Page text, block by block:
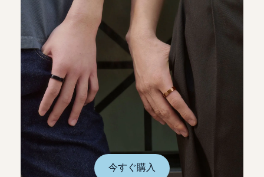
今すぐ購入